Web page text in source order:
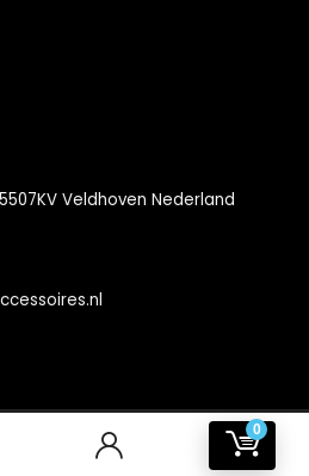
0
Veldhoven Nederland
Alle rechten voorbehouden